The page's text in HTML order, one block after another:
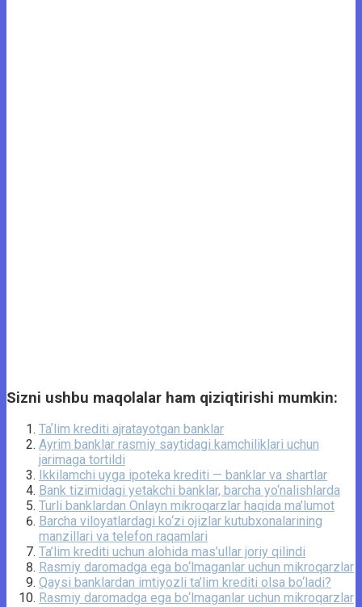
Sizni ushbu maqolalar ham qiziqtirishi mumkin:
Taʼlim krediti ajratayotgan banklar
Ayrim banklar rasmiy saytidagi kamchiliklari uchun
jarimaga tortildi
Ikkilamchi uyga ipoteka krediti — banklar va shartlar
Bank tizimidagi yetakchi banklar, barcha yo‘nalishlarda
Turli banklardan Onlayn mikroqarzlar haqida ma’lumot
Barcha viloyatlardagi ko‘zi ojizlar kutubxonalarining
manzillari va telefon raqamlari
Ta’lim krediti uchun alohida mas’ullar joriy qilindi
Rasmiy daromadga ega bo‘lmaganlar uchun mikroqarzlar
Qaysi banklardan imtiyozli ta’lim krediti olsa bo‘ladi?
Rasmiy daromadga ega bo‘lmaganlar uchun mikroqarzlar